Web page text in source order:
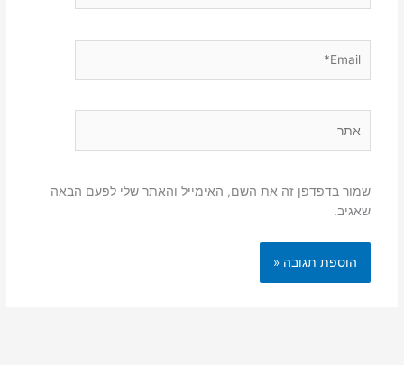
שמור בדפדפן זה את השם, האימייל והאתר שלי לפעם הבאה
שאגיב.